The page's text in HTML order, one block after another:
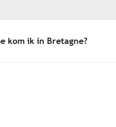
kom ik in Bretagne?